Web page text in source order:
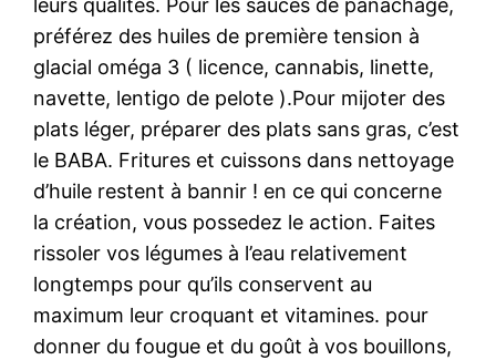
leurs qualités. Pour les sauces de panachage,
préférez des huiles de première tension à
glacial oméga 3 ( licence, cannabis, linette,
navette, lentigo de pelote ).Pour mijoter des
plats léger, préparer des plats sans gras, c’est
le BABA. Fritures et cuissons dans nettoyage
d’huile restent à bannir ! en ce qui concerne
la création, vous possedez le action. Faites
rissoler vos légumes à l’eau relativement
longtemps pour qu’ils conservent au
maximum leur croquant et vitamines. pour
donner du fougue et du goût à vos bouillons,